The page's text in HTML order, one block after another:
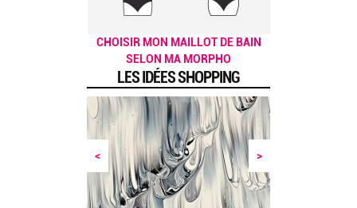
CHOISIR MON MAILLOT DE BAIN
SELON MA MORPHO
LES IDÉES SHOPPING
< >